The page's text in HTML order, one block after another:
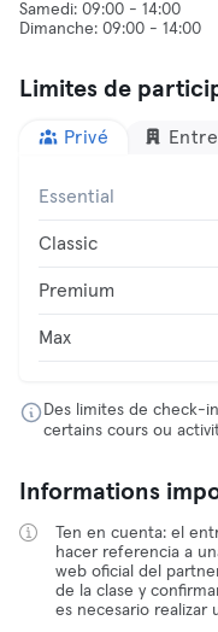
Samedi: 09:00 - 14:00
Limites de
Privé
Essential
Classic
Premium
Max
Des limites de check-
certains cours ou
Informations
Ten en cuenta: el
hacer referencia a
web oficial del
de la clase y
es necesario realizar